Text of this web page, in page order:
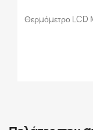
Θερμόμετρο